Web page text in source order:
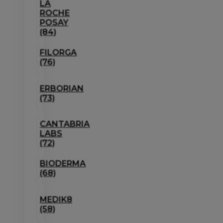
LA
ROCHE
POSAY
(84)
FILORGA
(76)
ERBORIAN
(73)
CANTABRIA
LABS
(72)
BIODERMA
(68)
MEDIK8
(58)